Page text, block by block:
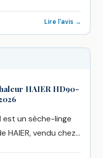
Lire l'avis →
HAIER HD90-
est un sèche-linge
HAIER, vendu chez